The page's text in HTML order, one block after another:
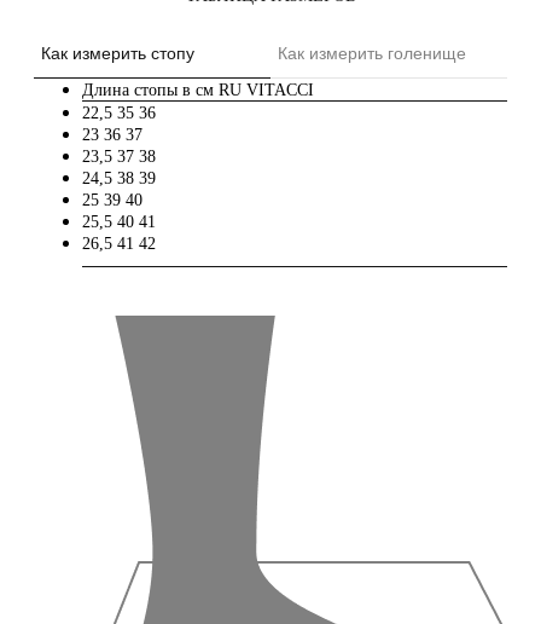
Как измерить стопу Как измерить голенище
Длина стопы в см RU VITACCI
22,5 35 36
23 36 37
23,5 37 38
24,5 38 39
25 39 40
25,5 40 41
26,5 41 42